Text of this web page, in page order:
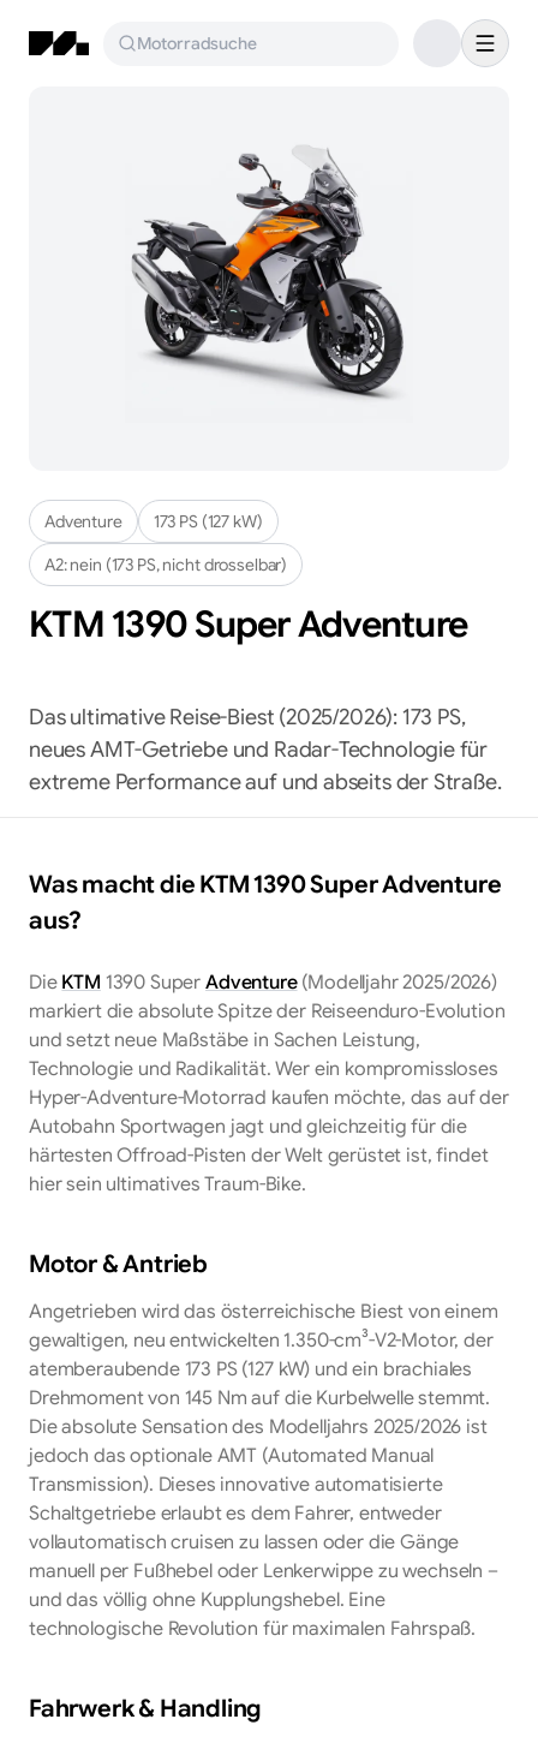
Motorradsuche
Adventure
173 PS (127 kW)
A2:nein (173 PS, nicht drosselbar)
KTM1390 Super Adventure
Das ultimative Reise-Biest (2025/2026): 173 PS,
neues AMT-Getriebe und Radar-Technologie für
extreme Performance auf und abseits der Straße.
Was macht dieKTM1390 Super Adventure
aus?
DieKTM1390 SuperAdventure(Modelljahr 2025/2026)
markiert die absolute Spitze der Reiseenduro-Evolution
und setzt neue Maßstäbe in Sachen Leistung,
Technologie und Radikalität. Wer ein kompromissloses
Hyper-Adventure-Motorrad kaufen möchte, das auf der
Autobahn Sportwagen jagt und gleichzeitig für die
härtesten Offroad-Pisten der Welt gerüstet ist, findet
hier sein ultimatives Traum-Bike.
Motor & Antrieb
Angetrieben wird das österreichische Biest von einem
gewaltigen, neu entwickelten 1.350-cm³-V2-Motor, der
atemberaubende 173 PS (127 kW) und ein brachiales
Drehmoment von 145 Nm auf die Kurbelwelle stemmt.
Die absolute Sensation des Modelljahrs 2025/2026 ist
jedoch das optionale AMT (Automated Manual
Transmission). Dieses innovative automatisierte
Schaltgetriebe erlaubt es dem Fahrer, entweder
vollautomatisch cruisen zu lassen oder die Gänge
manuell per Fußhebel oder Lenkerwippe zu wechseln –
und das völlig ohne Kupplungshebel. Eine
technologische Revolution für maximalen Fahrspaß.
Fahrwerk & Handling